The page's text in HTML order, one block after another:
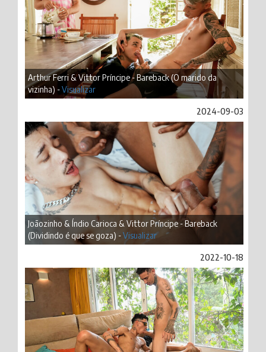
Arthur Ferri & Vittor Príncipe - Bareback (O marido da
vizinha) -Visualizar
2024-09-03
Joãozinho & Índio Carioca & Vittor Príncipe - Bareback
(Dividindo é que se goza) -Visualizar
2022-10-18